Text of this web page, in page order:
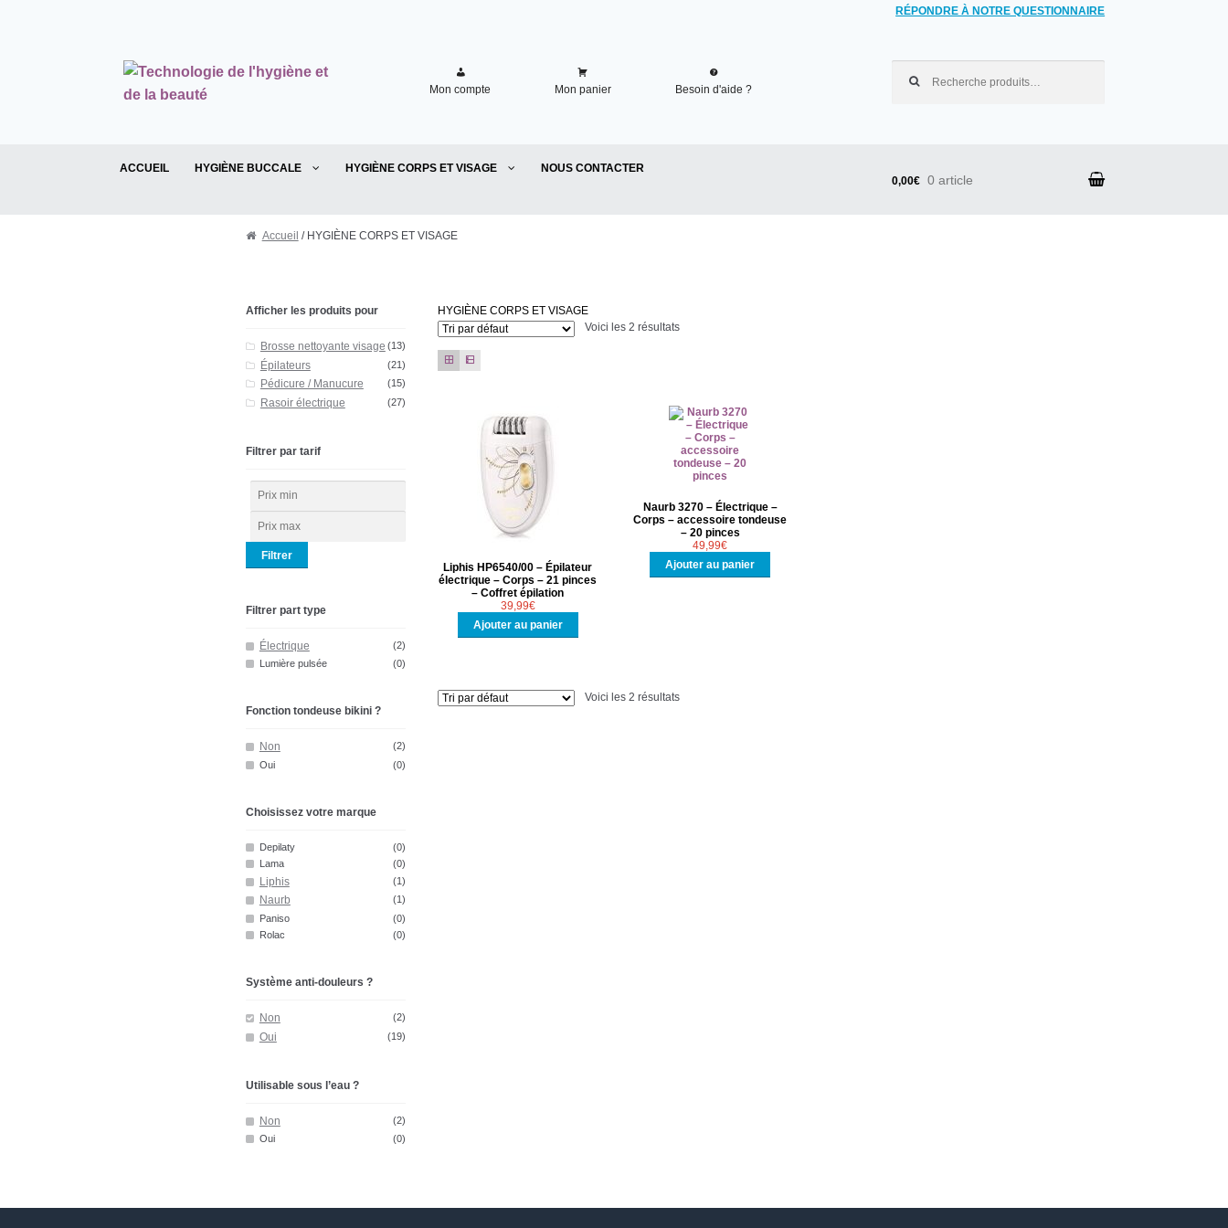
RÉPONDRE À NOTRE QUESTIONNAIRE
Aller à la navigation
Aller au contenu
Mon compte Mon panier Besoin d'aide ?
ACCUEIL HYGIÈNE BUCCALE HYGIÈNE CORPS ET VISAGE
NOUS CONTACTER
0,00€
0 article
Accueil / HYGIÈNE CORPS ET VISAGE
HYGIÈNE CORPS ET VISAGE
Voici les 2 résultats
Liphis HP6540/00 – Épilateur
électrique – Corps – 21 pinces
– Coffret épilation
39,99€
Ajouter au panier
Naurb 3270 – Électrique –
Corps – accessoire tondeuse
– 20 pinces
49,99€
Ajouter au panier
Voici les 2 résultats
Afficher les produits pour
Brosse nettoyante visage (13)
Épilateurs (21)
Pédicure / Manucure (15)
Rasoir électrique (27)
Filtrer par tarif
Filtrer
Filtrer part type
Électrique
(2)
Lumière pulsée
(0)
Fonction tondeuse bikini ?
Non
(2)
Oui
(0)
Choisissez votre marque
Depilaty
(0)
Lama
(0)
Liphis (1)
Naurb
(1)
Paniso
(0)
Rolac
(0)
Système anti-douleurs ?
Non (2)
Oui (19)
Utilisable sous l’eau ?
Non
(2)
Oui
(0)